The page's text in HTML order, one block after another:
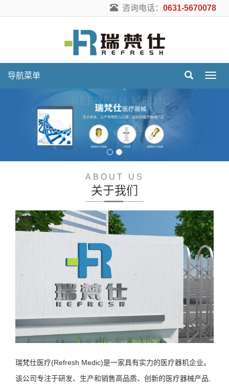
咨询电话： 0631-5670078
导
导航菜单
ABOUT US
关于我们
瑞梵仕医疗(Refresh Medic)是一家具有实力的医疗器机企业。
该公司专注于研发、生产和销售高品质、创新的医疗器械产品,